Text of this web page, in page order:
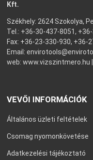
Kft.
Székhely: 2624 Szokolya,
Tel.: +36-30-437-8051,
Fax: +36-23-330-930, +36-
Email:
web: www.vizszintmero.hu
VEVŐI INFORMÁCIÓK
Általános üzleti feltételek
Csomag nyomonkövetése
Adatkezelési tájékoztató